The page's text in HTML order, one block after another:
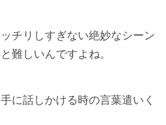
チリしすぎない絶妙なシーン
難しいんですよね。
に話しかける時の言葉遣いく